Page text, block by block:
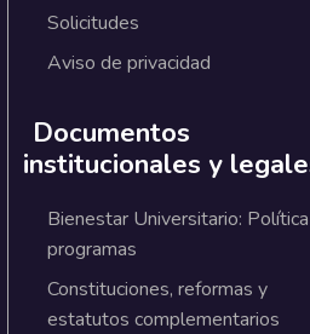
Solicitudes
Aviso de privacidad
Documentos
institucionales y
Bienestar Universitario:
programas
Constituciones, reformas y
estatutos complementarios